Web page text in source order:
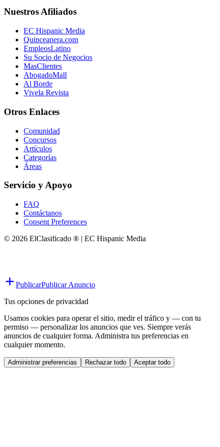
Nuestros Afiliados
EC Hispanic Media
Quinceanera.com
EmpleosLatino
Su Socio de Negocios
MasClientes
AbogadoMall
Al Borde
Vivela Revista
Otros Enlaces
Comunidad
Concursos
Artículos
Categorías
Áreas
Servicio y Apoyo
FAQ
Contáctanos
Consent Preferences
© 2026 ElClasificado ® | EC Hispanic Media
PublicarPublicar Anuncio
Tus opciones de privacidad
Usamos cookies para operar el sitio, medir el tráfico y — con tu
permiso — personalizar los anuncios que ves. Siempre verás
anuncios de cualquier forma. Administra tus preferencias en
cualquier momento.
Administrar preferencias Rechazar todo Aceptar todo